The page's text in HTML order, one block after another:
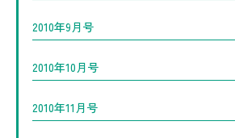
2010年9月号
2010年10月号
2010年11月号